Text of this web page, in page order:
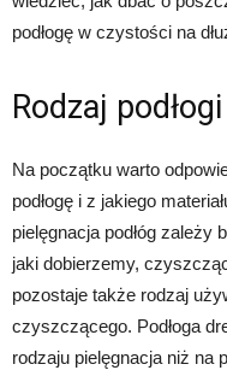
podłogę w czystości na
Rodzaj
Na początku warto
podłogę i z jakiego
pielęgnacja podłóg zależy
jaki dobierzemy,
pozostaje także rodzaj
czyszczącego. Podłoga
rodzaju pielęgnacja niż na